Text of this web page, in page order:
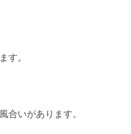
す。
合いがあります。